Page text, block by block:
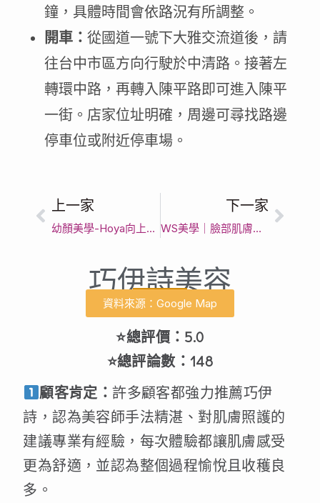
鐘，具體時間會依路況有所調整。
開車：從國道一號下大雅交流道後，請
往台中市區方向行駛於中清路。接著左
轉環中路，再轉入陳平路即可進入陳平
一街。店家位址明確，周邊可尋找路邊
停車位或附近停車場。
上一家
幼顏美學-Hoya向上店｜臺中市抗老緊緻｜資深手技
下一家
WS美學｜臉部肌膚管理｜手工清粉刺｜清潔毛孔髒污｜細緻肌膚｜毛孔阻塞｜運動按摩｜筋膜｜肌肉｜放鬆｜筋膜刀｜筋膜儀｜拔罐｜G5體雕儀｜SPA舒壓洗髮（沙鹿）｜臺中市臉部清潔｜沙鹿在地肌膚呵護專家
巧伊詩美容
資料來源：Google Map
⭐總評價：5.0
⭐總評論數：148
顧客肯定：許多顧客都強力推薦巧伊
詩，認為美容師手法精湛、對肌膚照護的
建議專業有經驗，每次體驗都讓肌膚感受
更為舒適，並認為整個過程愉悅且收穫良
多。